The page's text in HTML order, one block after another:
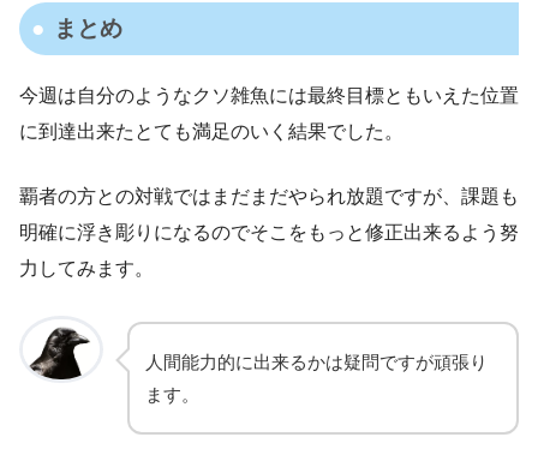
まとめ
今週は自分のようなクソ雑魚には最終目標ともいえた位置
に到達出来たとても満足のいく結果でした。
覇者の方との対戦ではまだまだやられ放題ですが、課題も
明確に浮き彫りになるのでそこをもっと修正出来るよう努
力してみます。
人間能力的に出来るかは疑問ですが頑張り
ます。